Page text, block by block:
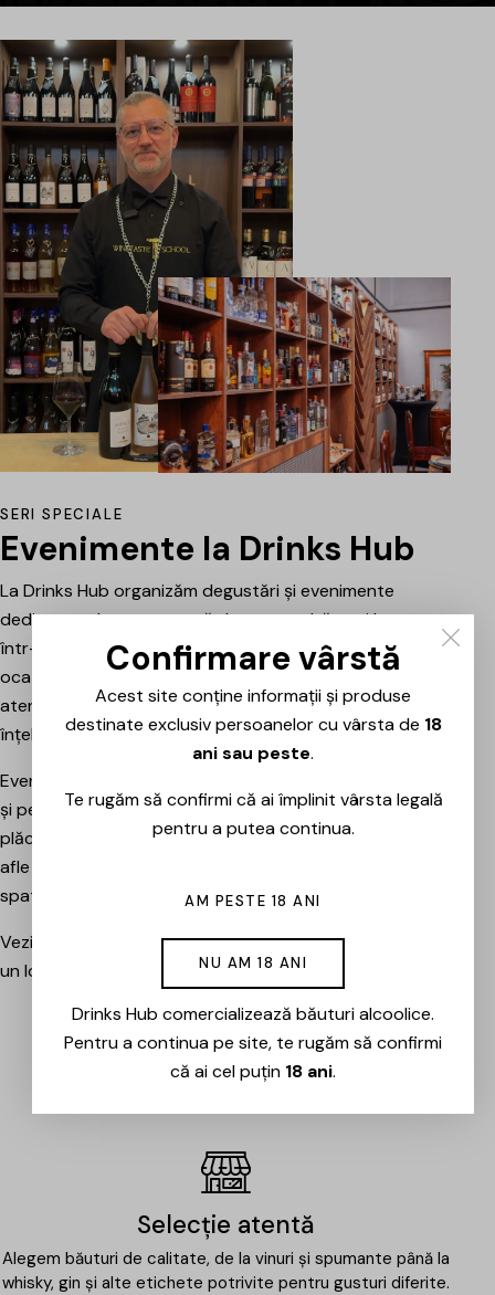
SERI SPECIALE
Evenimente la Drinks Hub
La Drinks Hub organizăm degustări și evenimente
dedicate celor care vor să descopere băuturi bune
într-o atmosferă relaxată. Fiecare întâlnire este o
ocazie de a explora vinuri, spumante sau alte băuturi
atent alese, prezentate și explicate pe scurt pentru a
înțelege mai bine stilul, originea și caracterul fiecăruia.
Evenimentele sunt potrivite atât pentru pasionați, cât
și pentru cei care vor pur și simplu să petreacă o seară
plăcută între prieteni, să descopere băuturi noi și să
afle mai multe despre cramele sau producătorii din
spatele lor.
Vezi evenimentele organizate de Drinks Hub și rezervă
un loc la următoarea degustare.
EVENIMENTE
Selecție atentă
Alegem băuturi de calitate, de la vinuri și spumante până la
whisky, gin și alte etichete potrivite pentru gusturi diferite.
Confirmare vârstă
Acest site conține informații și produse
destinate exclusiv persoanelor cu vârsta de 18
ani sau peste.
Te rugăm să confirmi că ai împlinit vârsta legală
pentru a putea continua.
AM PESTE 18 ANI
NU AM 18 ANI
Drinks Hub comercializează băuturi alcoolice.
Pentru a continua pe site, te rugăm să confirmi
că ai cel puțin 18 ani.